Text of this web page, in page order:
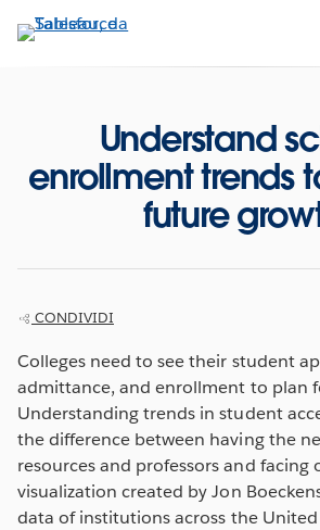
Passa
Understand
enrollment trends
future
CONDIVIDI
Colleges need to see their student
admittance, and enrollment to plan
Understanding trends in student
the difference between having the
resources and professors and facing
visualization created by Jon
data of institutions across the United